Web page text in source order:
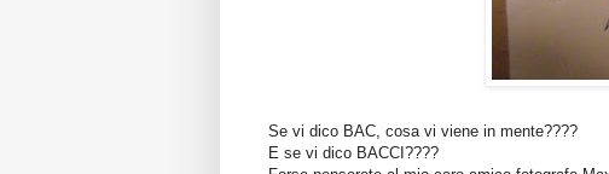
Se vi dico BAC, cosa vi viene in mente????
E se vi dico BACCI????